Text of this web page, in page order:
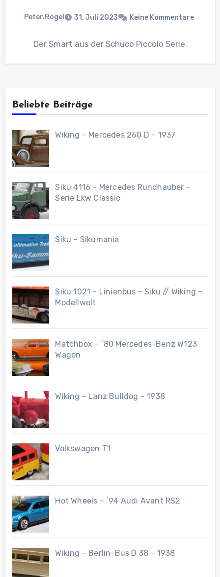
Peter.Rogel 31. Juli 2023 Keine Kommentare
Der Smart aus der Schuco Piccolo Serie.
Beliebte Beiträge
Wiking – Mercedes 260 D – 1937
Siku 4116 – Mercedes Rundhauber –
Serie Lkw Classic
Siku – Sikumania
Siku 1021 – Linienbus – Siku // Wiking –
Modellwelt
Matchbox – ´80 Mercedes-Benz W123
Wagon
Wiking – Lanz Bulldog – 1938
Volkswagen T1
Hot Wheels – ´94 Audi Avant RS2
Wiking – Berlin-Bus D 38 – 1938